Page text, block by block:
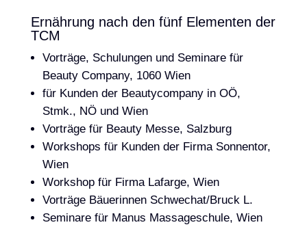
Ernährung nach den fünf Elementen der
TCM
Vorträge, Schulungen und Seminare für
Beauty Company, 1060 Wien
für Kunden der Beautycompany in OÖ,
Stmk., NÖ und Wien
Vorträge für Beauty Messe, Salzburg
Workshops für Kunden der Firma Sonnentor,
Wien
Workshop für Firma Lafarge, Wien
Vorträge Bäuerinnen Schwechat/Bruck L.
Seminare für Manus Massageschule, Wien